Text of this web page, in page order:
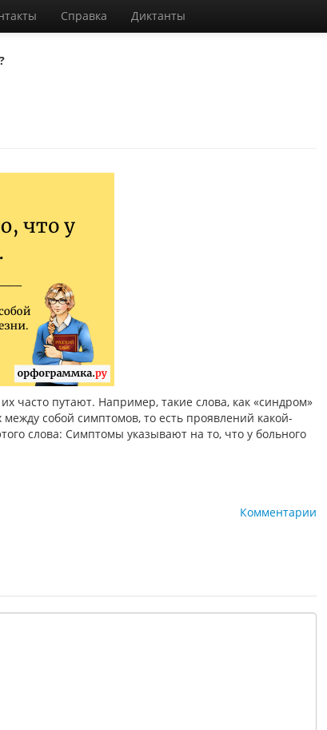
Справка Диктанты
часто путают. Например, такие слова, как «синдром»
собой симптомов, то есть проявлений какой-
слова: Симптомы указывают на то, что у больного
Комментарии